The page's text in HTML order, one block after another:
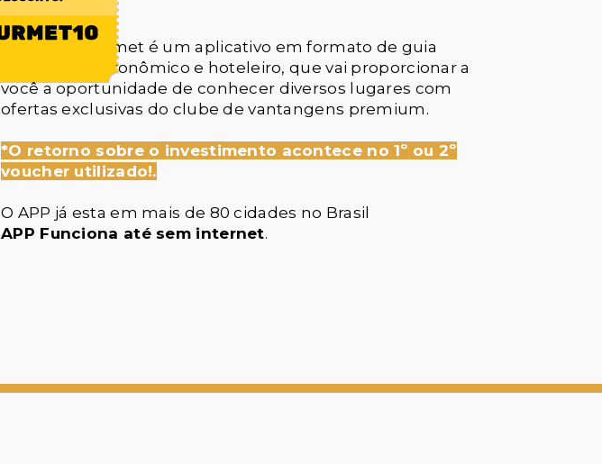
O Prime Gourmet é um aplicativo em formato de guia
turístico, gastronômico e hoteleiro, que vai proporcionar a
você a oportunidade de conhecer diversos lugares com
ofertas exclusivas do clube de vantangens premium.
*O retorno sobre o investimento acontece no 1º ou 2º
voucher utilizado!.
O APP já esta em mais de 80 cidades no Brasil
APP Funciona até sem internet.